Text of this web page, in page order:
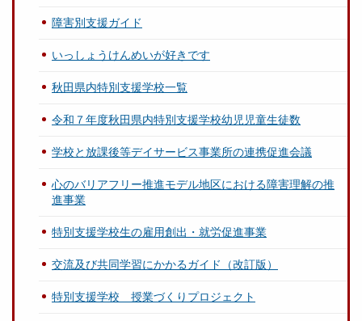
障害別支援ガイド
いっしょうけんめいが好きです
秋田県内特別支援学校一覧
令和７年度秋田県内特別支援学校幼児児童生徒数
学校と放課後等デイサービス事業所の連携促進会議
心のバリアフリー推進モデル地区における障害理解の推
進事業
特別支援学校生の雇用創出・就労促進事業
交流及び共同学習にかかるガイド（改訂版）
特別支援学校 授業づくりプロジェクト